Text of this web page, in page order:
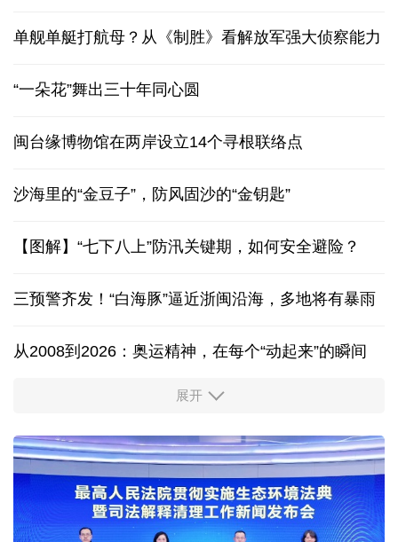
单舰单艇打航母？从《制胜》看解放军强大侦察能力
“一朵花”舞出三十年同心圆
闽台缘博物馆在两岸设立14个寻根联络点
沙海里的“金豆子”，防风固沙的“金钥匙”
【图解】“七下八上”防汛关键期，如何安全避险？
三预警齐发！“白海豚”逼近浙闽沿海，多地将有暴雨
从2008到2026：奥运精神，在每个“动起来”的瞬间
活力中国调研行丨安徽的定力与活力
夏日经济乘“热”而上 消费市场向“新”而行
长江十年行 | 重庆“以竹代塑”铺就绿色发展新路
展开